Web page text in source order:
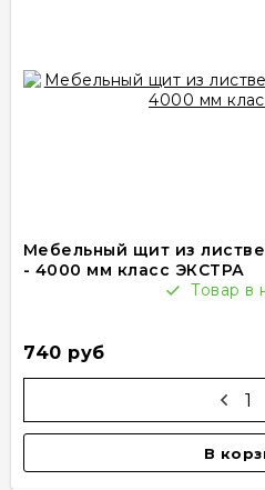
Мебельный щит из
- 4000 мм класс ЭКСТРА
Товар в
740 руб
В